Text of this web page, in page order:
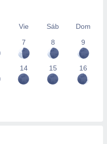
Vie Sáb
Dom
7 8 9
14 15 16